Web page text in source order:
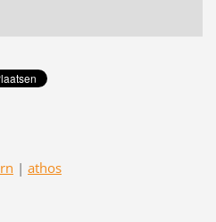
| athos